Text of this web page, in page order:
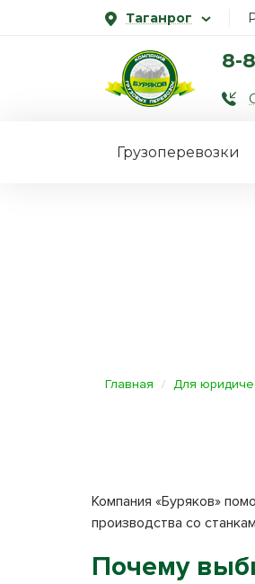
Таганрог
8-
Грузоперевозки
Главная Для
Компания «Буряков»
производства со
Почему